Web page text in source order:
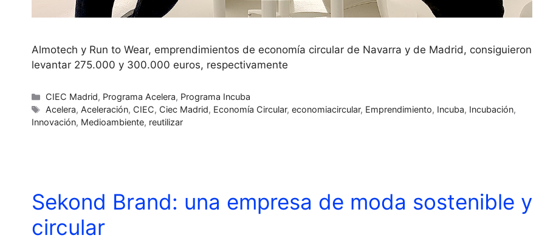
Almotech y Run to Wear, emprendimientos de economía circular de Navarra y de Madrid, consiguieron
levantar 275.000 y 300.000 euros, respectivamente
CIEC Madrid, Programa Acelera, Programa Incuba
Acelera, Aceleración, CIEC, Ciec Madrid, Economía Circular,economiacircular, Emprendimiento, Incuba, Incubación,
Innovación, Medioambiente, reutilizar
Sekond Brand: una empresa de moda sostenible y
circular